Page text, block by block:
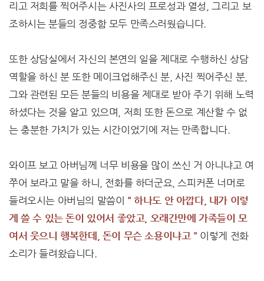
리고 저희를 찍어주시는 사진사의 프로성과 열성, 그리고 보
조하시는 분들의 정중함 모두 만족스러웠습니다.
또한 상담실에서 자신의 본연의 일을 제대로 수행하신 상담
역할을 하신 분 또한 메이크업해주신 분, 사진 찍어주신 분,
그와 관련된 모든 분들의 비용을 제대로 받아 주기 위해 노력
하셨다는 것을 알고 있으며, 저희 또한 돈으로 계산할 수 없
는 충분한 가치가 있는 시간이었기에 저는 만족합니다.
와이프 보고 아버님께 너무 비용을 많이 쓰신 거 아니냐고 여
쭈어 보라고 말을 하니, 전화를 하더군요, 스피커폰 너머로
들려오시는 아버님의 말씀이 " 하나도 안 아깝다, 내가 이렇
게 쓸 수 있는 돈이 있어서 좋았고, 오래간만에 가족들이 모
여서 웃으니 행복한데, 돈이 무슨 소용이냐고 " 이렇게 전화
소리가 들려왔습니다.